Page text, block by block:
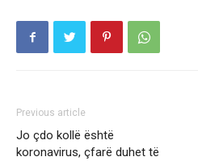
Previous article
Jo çdo kollë është
koronavirus, çfarë duhet të